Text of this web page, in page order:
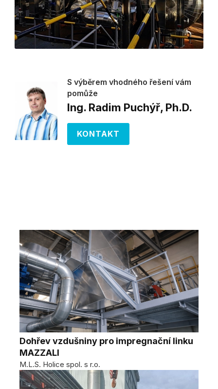
S výběrem vhodného řešení vám
pomůže
Ing. Radim Puchýř, Ph.D.
KONTAKT
Dohřev vzdušniny pro impregnační linku
MAZZALI
M.L.S. Holice spol. s r.o.